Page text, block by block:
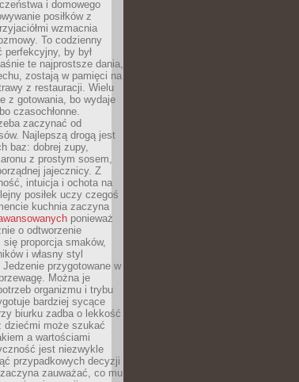
i domowego
posiłków z
wzmacnia
To codzienny
perfekcyjny, by był
te najprostsze dania,
zostają w pamięci na
z restauracji. Wielu
z gotowania, bo wydaje
czasochłonne.
zaczynać od
Najlepszą drogą jest
baz: dobrej zupy,
z prostym sosem,
jajecznicy. Z
intuicja i ochota na
posiłek uczy czegoś
kuchnia zaczyna
ponieważ
o odtworzenie
proporcja smaków,
i własny styl
przygotowane w
Można je
organizmu i trybu
bardziej sycące
biurku zadba o lekkość
dziećmi może szukać
a wartościami
jest niezwykle
przypadkowych decyzji
zauważać, co mu